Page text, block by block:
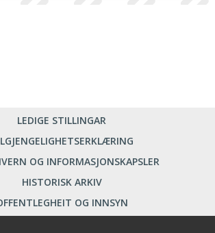
LEDIGE STILLINGAR
OG INFORMASJONSKAPSLER
HISTORISK ARKIV
OG INNSYN